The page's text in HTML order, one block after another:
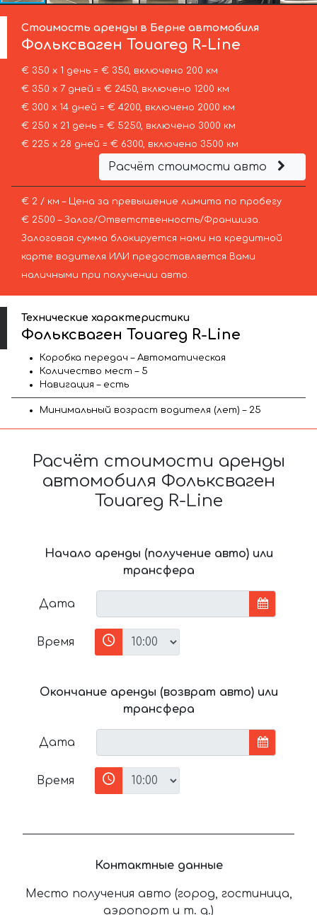
Стоимость аренды в Берне автомобиля
Фольксваген Touareg R-Line
€ 350 х 1 день = € 350, включено 200 км
€ 350 х 7 дней = € 2450, включено 1200 км
€ 300 х 14 дней = € 4200, включено 2000 км
€ 250 х 21 день = € 5250, включено 3000 км
€ 225 х 28 дней = € 6300, включено 3500 км
Расчёт стоимости авто
€ 2 / км – Цена за превышение лимита по пробегу
€ 2500 – Залог/Ответственность/Франшиза.
Залоговая сумма блокируется нами на кредитной
карте водителя ИЛИ предоставляется Вами
наличными при получении авто.
Технические характеристики
Фольксваген Touareg R-Line
Коробка передач – Автоматическая
Количество мест – 5
Навигация – есть
Минимальный возраст водителя (лет) – 25
Расчёт стоимости аренды
автомобиля Фольксваген
Touareg R-Line
Начало аренды (получение авто) или
трансфера
Дата
Время
Окончание аренды (возврат авто) или
трансфера
Дата
Время
Контактные данные
Место получения авто (город, гостиница,
аэропорт и т. д.)